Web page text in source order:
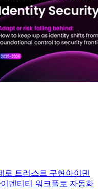
로 트러스트 구현 아이덴
덴티티 워크플로 자동화